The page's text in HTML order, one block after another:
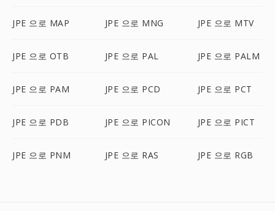
JPE 으로 MAP JPE 으로 MNG JPE 으로 MTV
JPE 으로 OTB JPE 으로 PAL JPE 으로 PALM
JPE 으로 PAM JPE 으로 PCD JPE 으로 PCT
JPE 으로 PDB JPE 으로 PICON JPE 으로 PICT
JPE 으로 PNM JPE 으로 RAS JPE 으로 RGB